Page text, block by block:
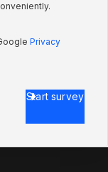
Privacy
Start survey